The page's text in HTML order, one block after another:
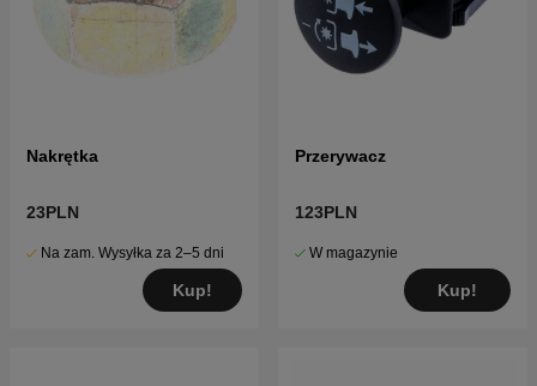
Nakrętka
23PLN
Na zam. Wysyłka za 2–5 dni
Kup!
Przerywacz
123PLN
W magazynie
Kup!